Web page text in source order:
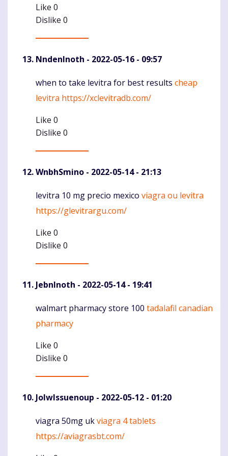
Like 0
Dislike 0
NndenInoth - 2022-05-16 - 09:57
Komentaras
when to take levitra for best results cheap
levitra https://xclevitradb.com/
Like 0
Dislike 0
WnbhSmino - 2022-05-14 - 21:13
Komentaras
levitra 10 mg precio mexico viagra ou levitra
https://glevitrargu.com/
Like 0
Dislike 0
JebnInoth - 2022-05-14 - 19:41
Komentaras
walmart pharmacy store 100 tadalafil canadian
pharmacy
Like 0
Dislike 0
JolwIssuenoup - 2022-05-12 - 01:20
Komentaras
viagra 50mg ukviagra 4 tablets
https://aviagrasbt.com/